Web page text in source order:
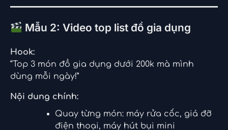
Mẫu 2: Video top list đồ gia dụng
Hook:
“Top 3 món đồ gia dụng dưới 200k mà mình
dùng mỗi ngày!”
Nội dung chính:
Quay từng món: máy rửa cốc, giá đỡ
điện thoại, máy hút bụi mini